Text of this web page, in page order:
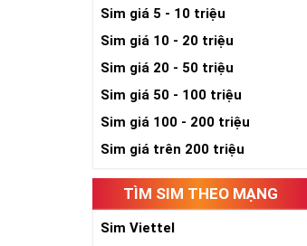
Sim giá 5 - 10 triệu
Sim giá 10 - 20 triệu
Sim giá 20 - 50 triệu
Sim giá 50 - 100 triệu
Sim giá 100 - 200 triệu
Sim giá trên 200 triệu
TÌM SIM THEO MẠNG
Sim Viettel